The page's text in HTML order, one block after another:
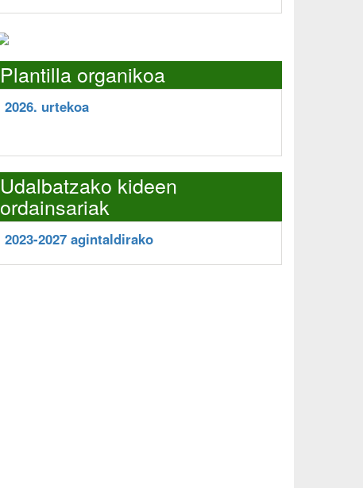
Plantilla organikoa
2026. urtekoa
Udalbatzako kideen
ordainsariak
2023-2027 agintaldirako